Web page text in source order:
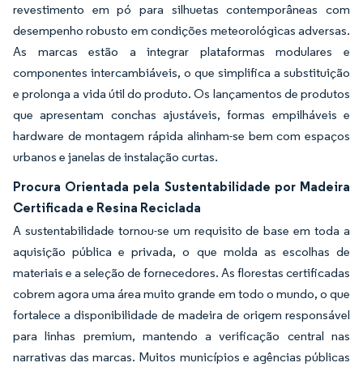
revestimento em pó para silhuetas contemporâneas com
desempenho robusto em condições meteorológicas adversas.
As marcas estão a integrar plataformas modulares e
componentes intercambiáveis, o que simplifica a substituição
e prolonga a vida útil do produto. Os lançamentos de produtos
que apresentam conchas ajustáveis, formas empilháveis e
hardware de montagem rápida alinham-se bem com espaços
urbanos e janelas de instalação curtas.
Procura Orientada pela Sustentabilidade por Madeira
Certificada e Resina Reciclada
A sustentabilidade tornou-se um requisito de base em toda a
aquisição pública e privada, o que molda as escolhas de
materiais e a seleção de fornecedores. As florestas certificadas
cobrem agora uma área muito grande em todo o mundo, o que
fortalece a disponibilidade de madeira de origem responsável
para linhas premium, mantendo a verificação central nas
narrativas das marcas. Muitos municípios e agências públicas